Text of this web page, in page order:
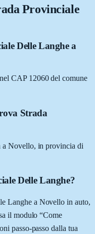
Provinciale
Delle Langhe a
CAP 12060 del comune
Strada
a Novello, in provincia di
Delle Langhe?
Langhe a Novello in auto,
il modulo “Come
passo-passo dalla tua